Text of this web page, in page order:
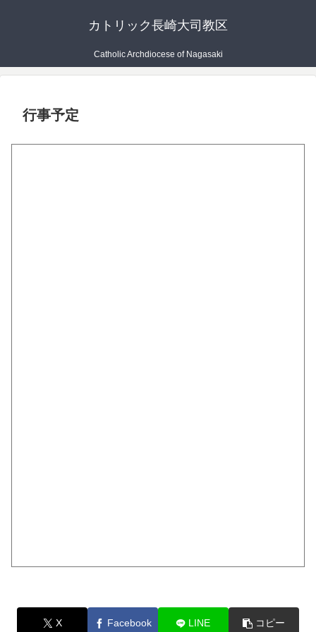
カトリック長崎大司教区
Catholic Archdiocese of Nagasaki
行事予定
X Facebook LINE コピー